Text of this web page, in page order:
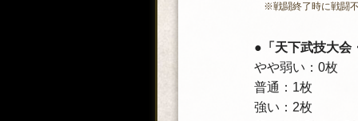
※戦闘終了時に戦闘
●「天下武技大会
やや弱い：0枚
普通：1枚
強い：2枚